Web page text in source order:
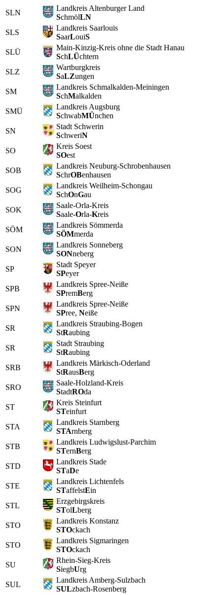
SLN
Landkreis Altenburger Land
SchmölLN
SLS
Landkreis Saarlouis
SaarLouiS
SLÜ
Main-Kinzig-Kreis ohne die Stadt Hanau
SchLÜchtern
SLZ
Wartburgkreis
SaLZungen
SM
Landkreis Schmalkalden-Meiningen
SchMalkalden
SMÜ
Landkreis Augsburg
SchwabMÜnchen
SN
Stadt Schwerin
SchweriN
SO
Kreis Soest
SOest
SOB
Landkreis Neuburg-Schrobenhausen
SchrOBenhausen
SOG
Landkreis Weilheim-Schongau
SchOnGau
SOK
Saale-Orla-Kreis
Saale-Orla-Kreis
SÖM
Landkreis Sömmerda
SÖMmerda
SON
Landkreis Sonneberg
SONneberg
SP
Stadt Speyer
SPeyer
SPB
Landkreis Spree-Neiße
SPremBerg
SPN
Landkreis Spree-Neiße
SPree, Neiße
SR
Landkreis Straubing-Bogen
StRaubing
SR
Stadt Straubing
StRaubing
SRB
Landkreis Märkisch-Oderland
StRausBerg
SRO
Saale-Holzland-Kreis
StadtROda
ST
Kreis Steinfurt
STeinfurt
STA
Landkreis Starnberg
STArnberg
STB
Landkreis Ludwigslust-Parchim
STernBerg
STD
Landkreis Stade
STaDe
STE
Landkreis Lichtenfels
STaffelstEin
STL
Erzgebirgskreis
STolLberg
STO
Landkreis Konstanz
STOckach
STO
Landkreis Sigmaringen
STOckach
SU
Rhein-Sieg-Kreis
SiegbUrg
SUL
Landkreis Amberg-Sulzbach
SULzbach-Rosenberg